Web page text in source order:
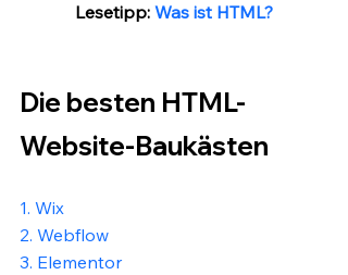
Lesetipp: Was ist HTML?
Die besten HTML-
Website-Baukästen
1. Wix
2. Webflow
3. Elementor